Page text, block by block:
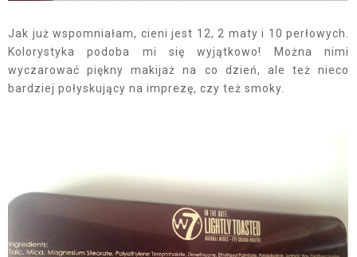
Jak już wspomniałam, cieni jest 12, 2 maty i 10 perłowych.
Kolorystyka podoba mi się wyjątkowo! Można nimi
wyczarować piękny makijaż na co dzień, ale też nieco
bardziej połyskujący na imprezę, czy też smoky.